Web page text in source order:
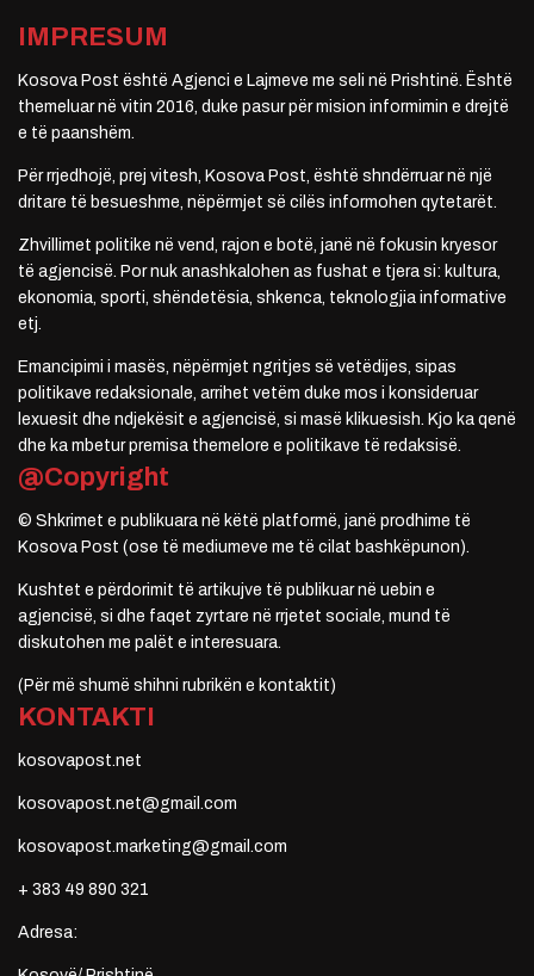
IMPRESUM
Kosova Post është Agjenci e Lajmeve me seli në Prishtinë. Është
themeluar në vitin 2016, duke pasur për mision informimin e drejtë
e të paanshëm.
Për rrjedhojë, prej vitesh, Kosova Post, është shndërruar në një
dritare të besueshme, nëpërmjet së cilës informohen qytetarët.
Zhvillimet politike në vend, rajon e botë, janë në fokusin kryesor
të agjencisë. Por nuk anashkalohen as fushat e tjera si: kultura,
ekonomia, sporti, shëndetësia, shkenca, teknologjia informative
etj.
Emancipimi i masës, nëpërmjet ngritjes së vetëdijes, sipas
politikave redaksionale, arrihet vetëm duke mos i konsideruar
lexuesit dhe ndjekësit e agjencisë, si masë klikuesish. Kjo ka qenë
dhe ka mbetur premisa themelore e politikave të redaksisë.
@Copyright
© Shkrimet e publikuara në këtë platformë, janë prodhime të
Kosova Post (ose të mediumeve me të cilat bashkëpunon).
Kushtet e përdorimit të artikujve të publikuar në uebin e
agjencisë, si dhe faqet zyrtare në rrjetet sociale, mund të
diskutohen me palët e interesuara.
(Për më shumë shihni rubrikën e kontaktit)
KONTAKTI
kosovapost.net
kosovapost.net@gmail.com
kosovapost.marketing@gmail.com
+ 383 49 890 321
Adresa: